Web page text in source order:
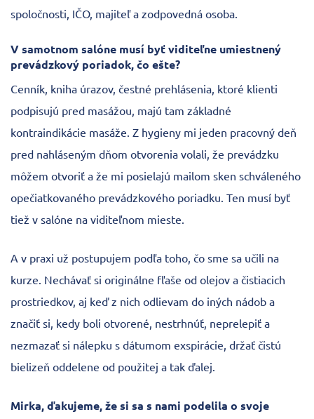
spoločnosti, IČO, majiteľ a zodpovedná osoba.
V samotnom salóne musí byť viditeľne umiestnený
prevádzkový poriadok, čo ešte?
Cenník, kniha úrazov, čestné prehlásenia, ktoré klienti
podpisujú pred masážou, majú tam základné
kontraindikácie masáže. Z hygieny mi jeden pracovný deň
pred nahláseným dňom otvorenia volali, že prevádzku
môžem otvoriť a že mi posielajú mailom sken schváleného
opečiatkovaného prevádzkového poriadku. Ten musí byť
tiež v salóne na viditeľnom mieste.
A v praxi už postupujem podľa toho, čo sme sa učili na
kurze. Nechávať si originálne fľaše od olejov a čistiacich
prostriedkov, aj keď z nich odlievam do iných nádob a
značiť si, kedy boli otvorené, nestrhnúť, neprelepiť a
nezmazať si nálepku s dátumom exspirácie, držať čistú
bielizeň oddelene od použitej a tak ďalej.
Mirka, ďakujeme, že si sa s nami podelila o svoje